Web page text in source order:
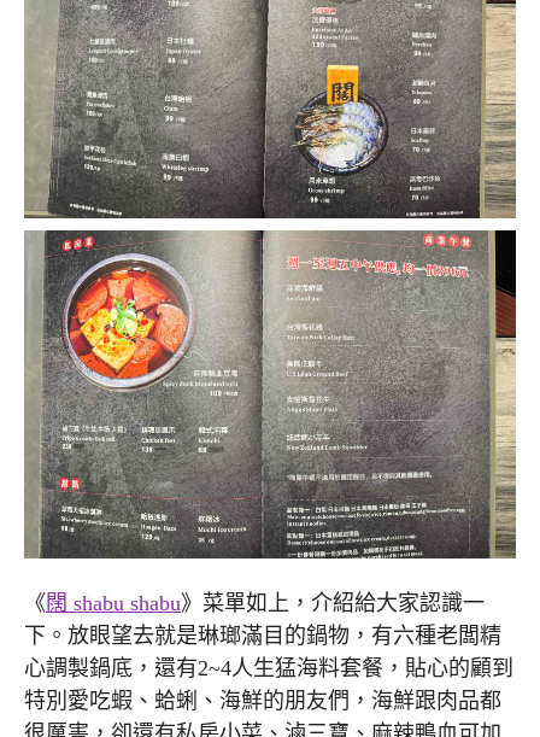
《闊 shabu shabu》菜單如上，介紹給大家認識一
下。放眼望去就是琳瑯滿目的鍋物，有六種老闆精
心調製鍋底，還有2~4人生猛海料套餐，貼心的顧到
特別愛吃蝦、蛤蜊、海鮮的朋友們，海鮮跟肉品都